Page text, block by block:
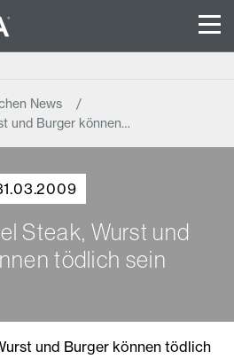
News
und Burger können…
Steak, Wurst und
tödlich sein
und Burger können tödlich